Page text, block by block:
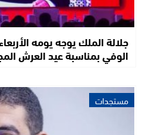
جلالة الملك يوجه يومه
الوفي بمناسبة عيد العرش
مستجدات